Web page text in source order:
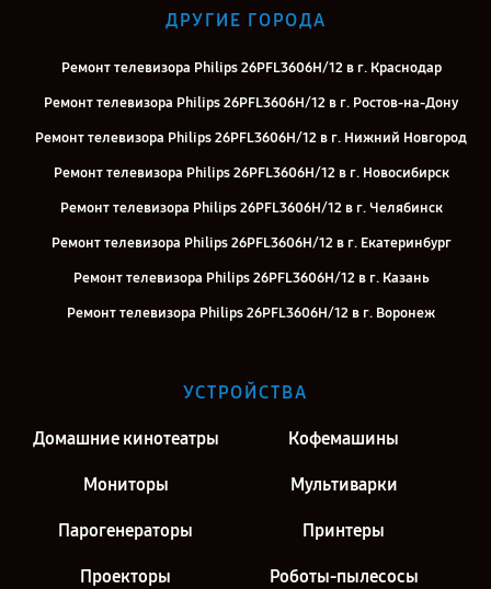
ДРУГИЕ ГОРОДА
Ремонт телевизора Philips 26PFL3606H/12 в г. Краснодар
Ремонт телевизора Philips 26PFL3606H/12 в г. Ростов-на-Дону
Ремонт телевизора Philips 26PFL3606H/12 в г. Нижний Новгород
Ремонт телевизора Philips 26PFL3606H/12 в г. Новосибирск
Ремонт телевизора Philips 26PFL3606H/12 в г. Челябинск
Ремонт телевизора Philips 26PFL3606H/12 в г. Екатеринбург
Ремонт телевизора Philips 26PFL3606H/12 в г. Казань
Ремонт телевизора Philips 26PFL3606H/12 в г. Воронеж
Ремонт телевизора Philips 26PFL3606H/12 в г. Москва
УСТРОЙСТВА
Домашние кинотеатры Кофемашины
Мониторы Мультиварки
Парогенераторы Принтеры
Проекторы Роботы-пылесосы